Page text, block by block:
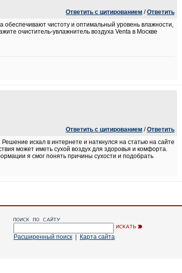
Ответить с цитированием /Ответить
чистоту и оптимальный уровень влажности,
очиститель-увлажнитель воздуха Venta в Москве
Ответить с цитированием /Ответить
искал в интернете и наткнулся на статью на сайте
может иметь сухой воздух для здоровья и комфорта.
я смог понять причины сухости и подобрать
Расширенный поиск Карта сайта